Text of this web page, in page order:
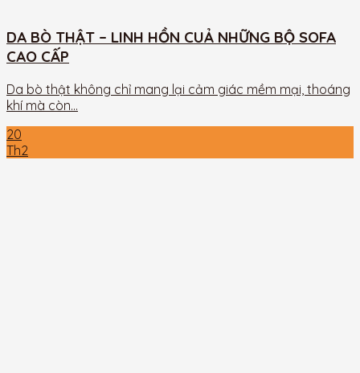
DA BÒ THẬT – LINH HỒN CUẢ NHỮNG BỘ SOFA
CAO CẤP
Da bò thật không chỉ mang lại cảm giác mềm mại, thoáng
khí mà còn...
20
Th2